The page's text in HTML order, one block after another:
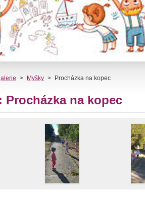
> Myšky > Procházka na kopec
Procházka na kopec